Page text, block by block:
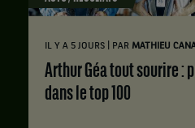
IL Y A 5 JOURS PAR MATHIEU
Arthur Géa tout sourire : premier titre et entrée
dans le top 100